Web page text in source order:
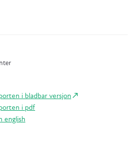
i bladbar versjon
i pdf
english